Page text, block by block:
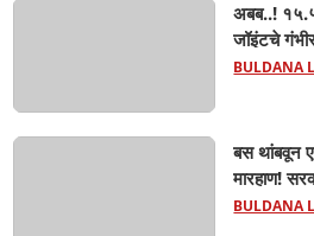
अबब..! १५.५
जॉइंटचे
BULDANA
बस थांबवून
मारहाण!
प्रवाशांसमोर
BULDANA